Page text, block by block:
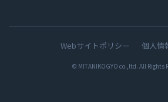
Webサイトポリシー 個人情
© MITANIKOGYO co.,ltd. All Rights